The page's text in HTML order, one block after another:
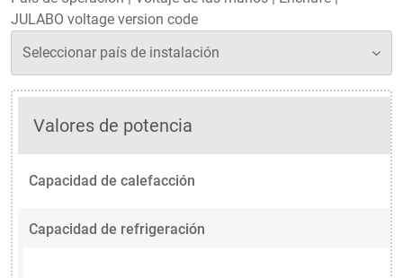
JULABO voltage version code
Valores de potencia
Capacidad de calefacción
Capacidad de refrigeración